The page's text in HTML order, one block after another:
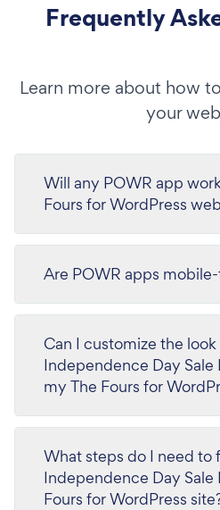
Frequently
Learn more about how
your
Will any POWR app
Fours for WordPress
Are POWR apps
Can I customize the
Independence Day Sale
my The Fours for
What steps do I need to
Independence Day Sale
Fours for WordPress